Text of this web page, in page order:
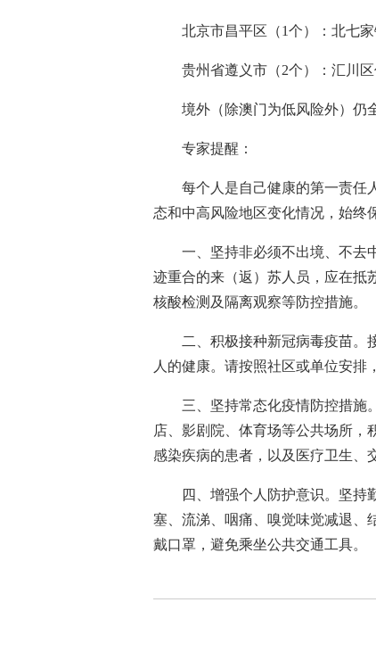
北京市昌平区（1个）：北七家
贵州省遵义市（2个）：汇川
境外（除澳门为低风险外）仍
专家提醒：
每个人是自己健康的第一责任
态和中高风险地区变化情况，始终
一、坚持非必须不出境、不去
迹重合的来（返）苏人员，应在抵
核酸检测及隔离观察等防控措施。
二、积极接种新冠病毒疫苗。
人的健康。请按照社区或单位安排
三、坚持常态化疫情防控措施
店、影剧院、体育场等公共场所，
感染疾病的患者，以及医疗卫生、
四、增强个人防护意识。坚持
塞、流涕、咽痛、嗅觉味觉减退、
戴口罩，避免乘坐公共交通工具。